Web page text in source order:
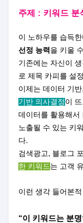
주제 : 키워드 분
이 노하우를 습득한
선정 능력을 키울
기존에는 자신이 생
로 제목 카피를 설
이제는 데이터 기
기반 의사결정이
데이터를 활용해서
노출될 수 있는 키
다.
검색광고, 블로그
한 키워드는 고객
이런 생각 들어본
“이 키워드는 분